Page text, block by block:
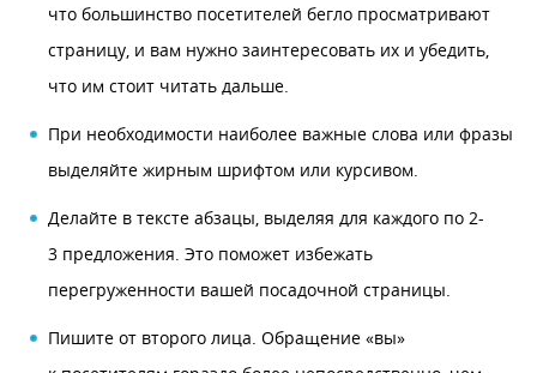
что большинство посетителей бегло просматривают
страницу, и вам нужно заинтересовать их и убедить,
что им стоит читать дальше.
При необходимости наиболее важные слова или фразы
выделяйте жирным шрифтом или курсивом.
Делайте в тексте абзацы, выделяя для каждого по 2-
3 предложения. Это поможет избежать
перегруженности вашей посадочной страницы.
Пишите от второго лица. Обращение «вы»